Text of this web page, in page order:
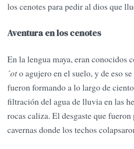
los cenotes para pedir al dios que
Aventura en los cenotes
En la lengua maya, eran conocidos
´oto agujero en el suelo, y de eso
fueron formando a lo largo de
filtración del agua de lluvia en las
rocas caliza. El desgaste que
cavernas donde los techos